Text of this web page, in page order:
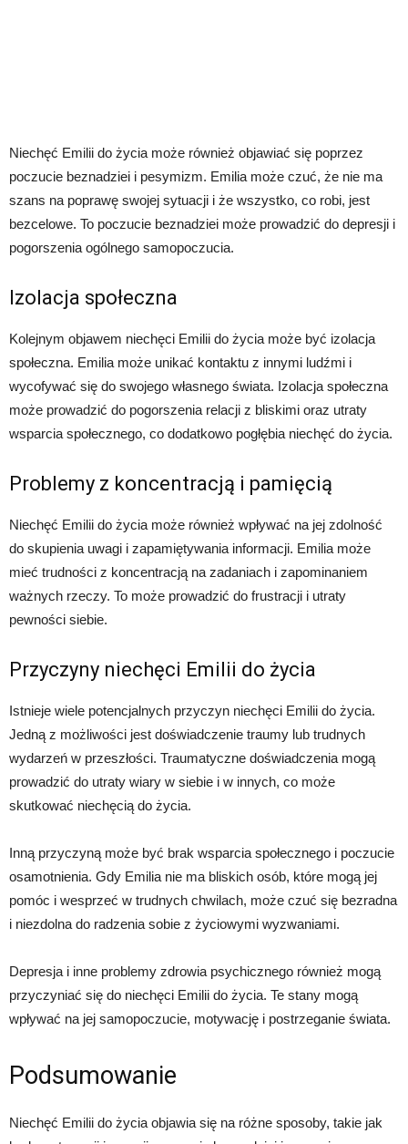
Niechęć Emilii do życia może również objawiać się poprzez
poczucie beznadziei i pesymizm. Emilia może czuć, że nie ma
szans na poprawę swojej sytuacji i że wszystko, co robi, jest
bezcelowe. To poczucie beznadziei może prowadzić do depresji i
pogorszenia ogólnego samopoczucia.
Izolacja społeczna
Kolejnym objawem niechęci Emilii do życia może być izolacja
społeczna. Emilia może unikać kontaktu z innymi ludźmi i
wycofywać się do swojego własnego świata. Izolacja społeczna
może prowadzić do pogorszenia relacji z bliskimi oraz utraty
wsparcia społecznego, co dodatkowo pogłębia niechęć do życia.
Problemy z koncentracją i pamięcią
Niechęć Emilii do życia może również wpływać na jej zdolność
do skupienia uwagi i zapamiętywania informacji. Emilia może
mieć trudności z koncentracją na zadaniach i zapominaniem
ważnych rzeczy. To może prowadzić do frustracji i utraty
pewności siebie.
Przyczyny niechęci Emilii do życia
Istnieje wiele potencjalnych przyczyn niechęci Emilii do życia.
Jedną z możliwości jest doświadczenie traumy lub trudnych
wydarzeń w przeszłości. Traumatyczne doświadczenia mogą
prowadzić do utraty wiary w siebie i w innych, co może
skutkować niechęcią do życia.
Inną przyczyną może być brak wsparcia społecznego i poczucie
osamotnienia. Gdy Emilia nie ma bliskich osób, które mogą jej
pomóc i wesprzeć w trudnych chwilach, może czuć się bezradna
i niezdolna do radzenia sobie z życiowymi wyzwaniami.
Depresja i inne problemy zdrowia psychicznego również mogą
przyczyniać się do niechęci Emilii do życia. Te stany mogą
wpływać na jej samopoczucie, motywację i postrzeganie świata.
Podsumowanie
Niechęć Emilii do życia objawia się na różne sposoby, takie jak